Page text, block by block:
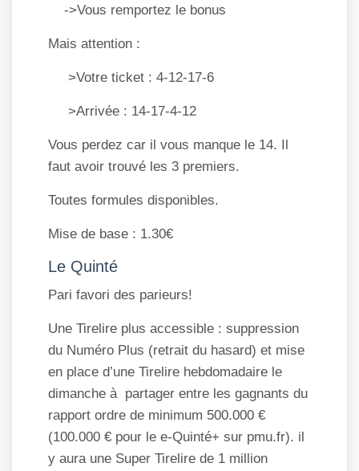
->Vous remportez le bonus
Mais attention :
>Votre ticket : 4-12-17-6
>Arrivée : 14-17-4-12
Vous perdez car il vous manque le 14. Il
faut avoir trouvé les 3 premiers.
Toutes formules disponibles.
Mise de base : 1.30€
Le Quinté
Pari favori des parieurs!
Une Tirelire plus accessible : suppression
du Numéro Plus (retrait du hasard) et mise
en place d’une Tirelire hebdomadaire le
dimanche à partager entre les gagnants du
rapport ordre de minimum 500.000 €
(100.000 € pour le e-Quinté+ sur pmu.fr). il
y aura une Super Tirelire de 1 million